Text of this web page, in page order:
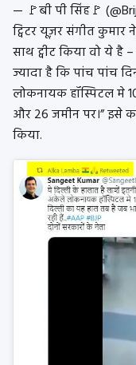
— 🚩बी पी सिंह🚩
ट्विटर यूज़र संगीत
साथ ट्वीट किया वो ये है
ज्यादा है कि पांच पांच
लोकनायक हॉस्पिटल मे
और 26 जमीन पर।” इसे
किया.